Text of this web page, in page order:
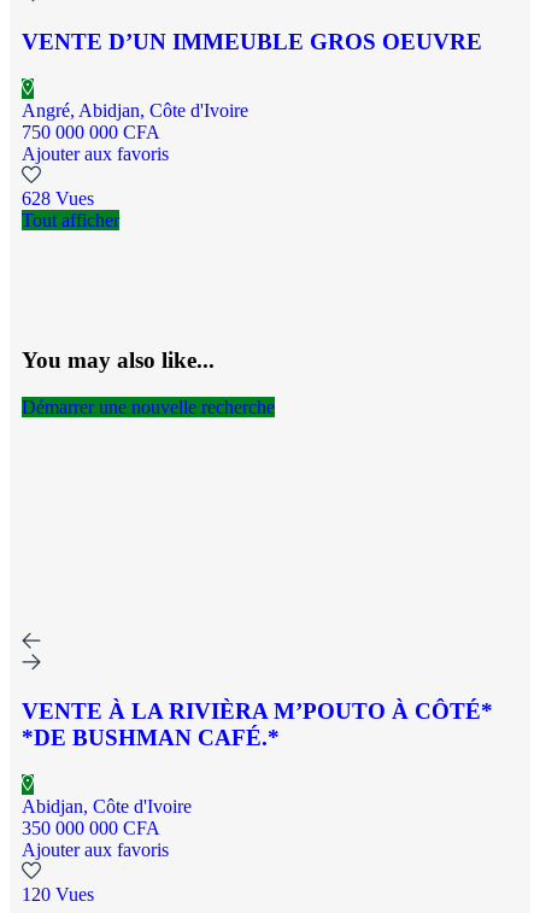
VENTE D’UN IMMEUBLE GROS OEUVRE
Angré, Abidjan, Côte d'Ivoire
750 000 000 CFA
Ajouter aux favoris
628 Vues
Tout afficher
You may also like...
Démarrer une nouvelle recherche
VENTE À LA RIVIÈRA M’POUTO À CÔTÉ*
*DE BUSHMAN CAFÉ.*
Abidjan, Côte d'Ivoire
350 000 000 CFA
Ajouter aux favoris
120 Vues